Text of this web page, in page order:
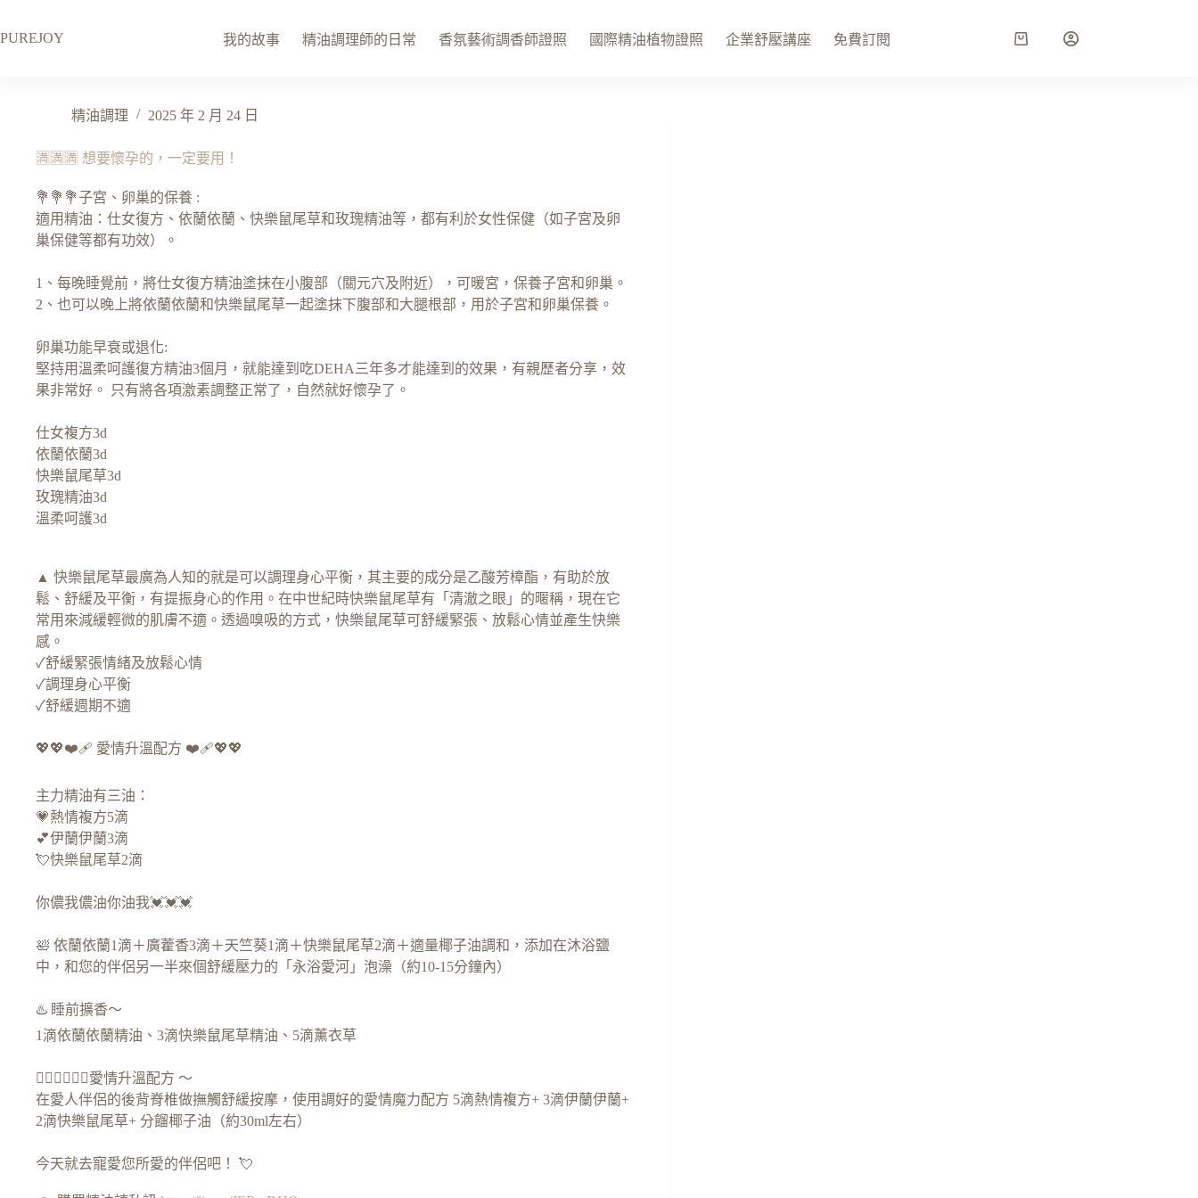
PUREJOY 我的故事 精油調理師的日常 香氛藝術調香師證照 國際精油植物證照 企業舒壓講座 免費訂閱
精油調理 2025 年 2 月 24 日
🈵️🈵️🈵️ 想要懷孕的，一定要用！
💐💐💐子宮、卵巢的保養 :
適用精油：仕女復方、依蘭依蘭、快樂鼠尾草和玫瑰精油等，都有利於女性保健（如子宮及卵
巢保健等都有功效）。
1、每晚睡覺前，將仕女復方精油塗抹在小腹部（關元穴及附近），可暖宮，保養子宮和卵巢。
2、也可以晚上將依蘭依蘭和快樂鼠尾草一起塗抹下腹部和大腿根部，用於子宮和卵巢保養。
卵巢功能早衰或退化:
堅持用溫柔呵護復方精油3個月，就能達到吃DEHA三年多才能達到的效果，有親歷者分享，效
果非常好。 只有將各項激素調整正常了，自然就好懷孕了。
仕女複方3d
依蘭依蘭3d
快樂鼠尾草3d
玫瑰精油3d
溫柔呵護3d
▲ 快樂鼠尾草最廣為人知的就是可以調理身心平衡，其主要的成分是乙酸芳樟酯，有助於放
鬆、舒緩及平衡，有提振身心的作用。在中世紀時快樂鼠尾草有「清澈之眼」的暱稱，現在它
常用來減緩輕微的肌膚不適。透過嗅吸的方式，快樂鼠尾草可舒緩緊張、放鬆心情並產生快樂
感。
✓舒緩緊張情緒及放鬆心情
✓調理身心平衡
✓舒緩週期不適
💖💖❤️‍🩹 愛情升溫配方 ❤️‍🩹💖💖
主力精油有三油：
💗熱情複方5滴
💕伊蘭伊蘭3滴
💘快樂鼠尾草2滴
你儂我儂油你油我💓💓💓
🛀 依蘭依蘭1滴＋廣藿香3滴＋天竺葵1滴＋快樂鼠尾草2滴＋適量椰子油調和，添加在沐浴鹽
中，和您的伴侶另一半來個舒緩壓力的「永浴愛河」泡澡（約10-15分鐘內）
♨️ 睡前擴香～
1滴依蘭依蘭精油、3滴快樂鼠尾草精油、5滴薰衣草
❤️‍🔥❤️‍🔥❤️‍🔥愛情升溫配方 ～
在愛人伴侶的後背脊椎做撫觸舒緩按摩，使用調好的愛情魔力配方 5滴熱情複方+ 3滴伊蘭伊蘭+
2滴快樂鼠尾草+ 分餾椰子油（約30ml左右）
今天就去寵愛您所愛的伴侶吧！ 💘